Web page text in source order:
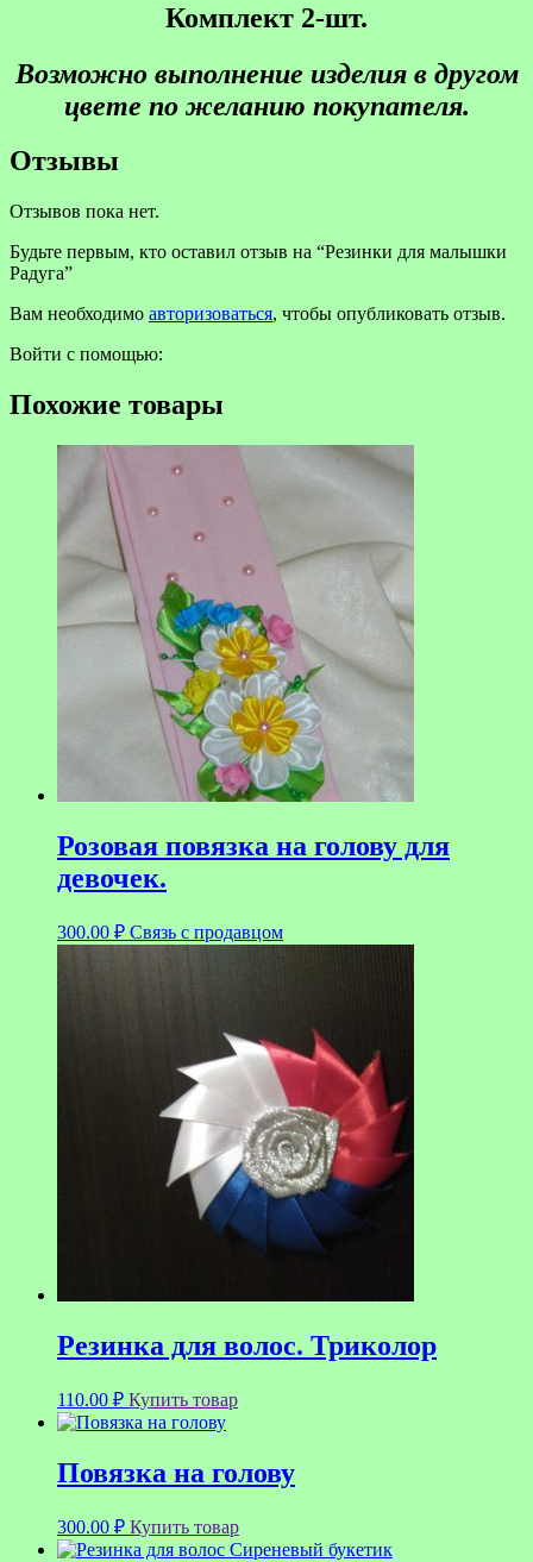
Комплект 2-шт.
Возможно выполнение изделия в другом
цвете по желанию покупателя.
Отзывы
Отзывов пока нет.
Будьте первым, кто оставил отзыв на “Резинки для малышки
Радуга”
Вам необходимо авторизоваться, чтобы опубликовать отзыв.
Войти с помощью:
Похожие товары
Розовая повязка на голову для
девочек.
300.00 ₽ Связь с продавцом
Резинка для волос. Триколор
110.00 ₽ Купить товар
Повязка на голову
300.00 ₽ Купить товар